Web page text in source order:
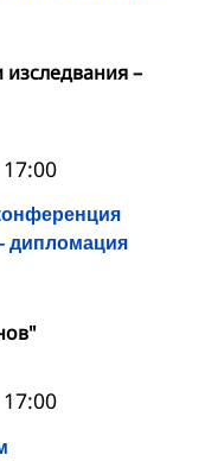
изследвания –
дипломация
17:00
17:00